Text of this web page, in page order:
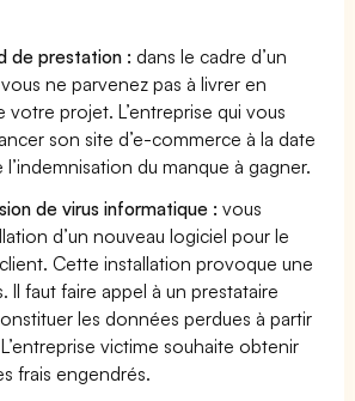
de prestation : dans le cadre d’un
ne parvenez pas à livrer en
projet. L’entreprise qui vous
son site d’e-commerce à la date
du manque à gagner.
de virus informatique : vous
d’un nouveau logiciel pour le
Cette installation provoque une
Il faut faire appel à un prestataire
les données perdues à partir
victime souhaite obtenir
frais engendrés.